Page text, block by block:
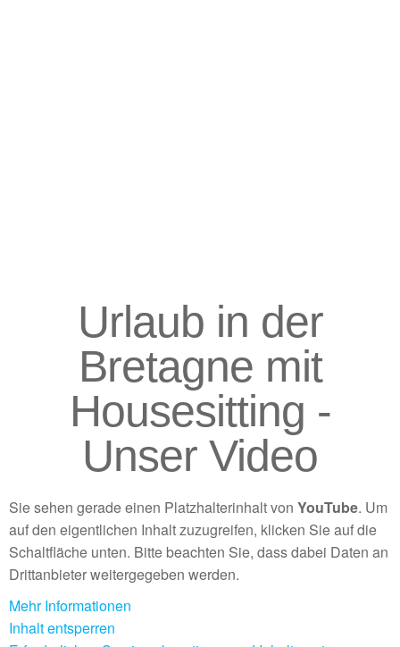
Urlaub in der
Bretagne mit
Housesitting -
Unser Video
Sie sehen gerade einen Platzhalterinhalt von YouTube. Um
auf den eigentlichen Inhalt zuzugreifen, klicken Sie auf die
Schaltfläche unten. Bitte beachten Sie, dass dabei Daten an
Drittanbieter weitergegeben werden.
Mehr Informationen
Inhalt entsperren